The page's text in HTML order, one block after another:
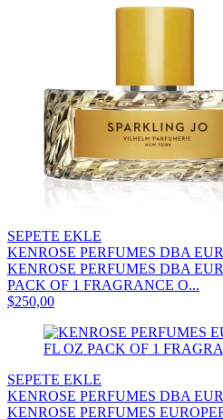
SEPETE EKLE
KENROSE PERFUMES DBA
KENROSE PERFUMES DBA
PACK OF 1 FRAGRANCE O...
$250,00
SEPETE EKLE
KENROSE PERFUMES DBA
KENROSE PERFUMES